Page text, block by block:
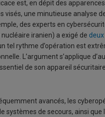
est, en dépit des
une minutieuse analyse
des experts en
iranien) a exigé de
tel rythme d’opération est
L’argument s’applique
de son appareil
avancés, les
systèmes de secours, ainsi